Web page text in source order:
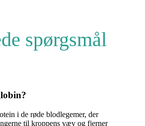
spørgsmål
i de røde blodlegemer, der
til kroppens væv og fjerner